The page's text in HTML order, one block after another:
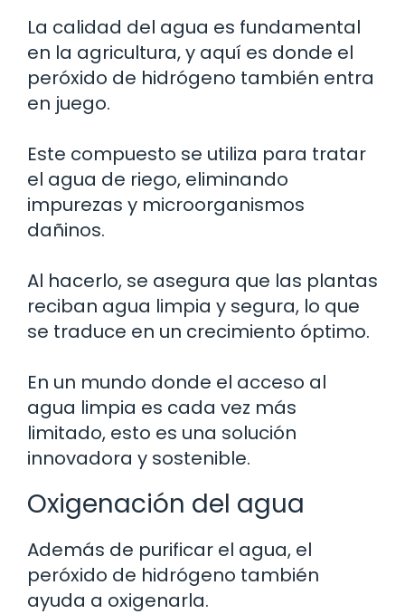
La calidad del agua es fundamental
en la agricultura, y aquí es donde el
peróxido de hidrógeno también entra
en juego.
Este compuesto se utiliza para tratar
el agua de riego, eliminando
impurezas y microorganismos
dañinos.
Al hacerlo, se asegura que las plantas
reciban agua limpia y segura, lo que
se traduce en un crecimiento óptimo.
En un mundo donde el acceso al
agua limpia es cada vez más
limitado, esto es una solución
innovadora y sostenible.
Oxigenación del agua
Además de purificar el agua, el
peróxido de hidrógeno también
ayuda a oxigenarla.